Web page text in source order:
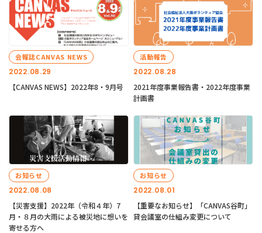
2022.08.29
会報誌CANVAS NEWS
【CANVAS NEWS】2022年8・9月号
2022.08.28
活動報告
2021年度事業報告書・2022年度事業
計画書
2022.08.08
お知らせ
【災害支援】2022年（令和４年）7
月・８月の大雨による被災地に想いを
寄せる方へ
2022.08.01
お知らせ
【重要なお知らせ】「CANVAS谷町」
貸会議室の仕組み変更について